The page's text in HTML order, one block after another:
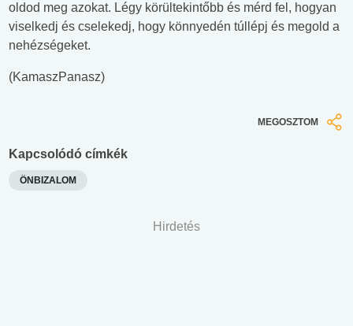
oldod meg azokat. Légy körültekintőbb és mérd fel, hogyan
viselkedj és cselekedj, hogy könnyedén túllépj és megold a
nehézségeket.
(KamaszPanasz)
MEGOSZTOM
Kapcsolódó címkék
ÖNBIZALOM
Hirdetés